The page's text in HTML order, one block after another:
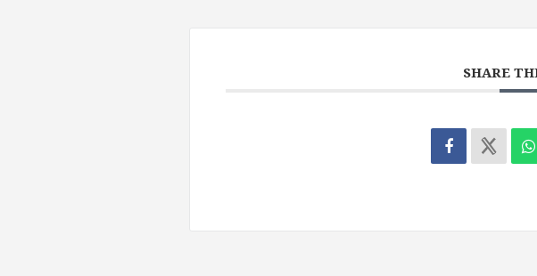
SHARE